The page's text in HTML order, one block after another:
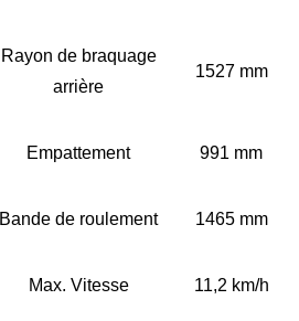
Rayon de braquage
arrière
1527 mm
Empattement 991 mm
Bande de roulement 1465 mm
Max. Vitesse 11,2 km/h